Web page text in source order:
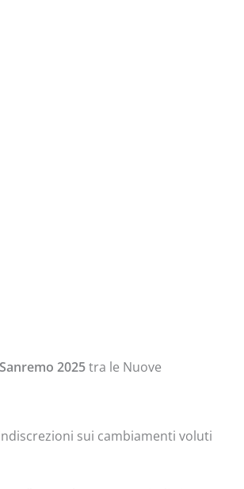
2025tra le Nuove
sui cambiamenti voluti